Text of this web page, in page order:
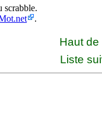
scrabble.
.
Haut de
Liste